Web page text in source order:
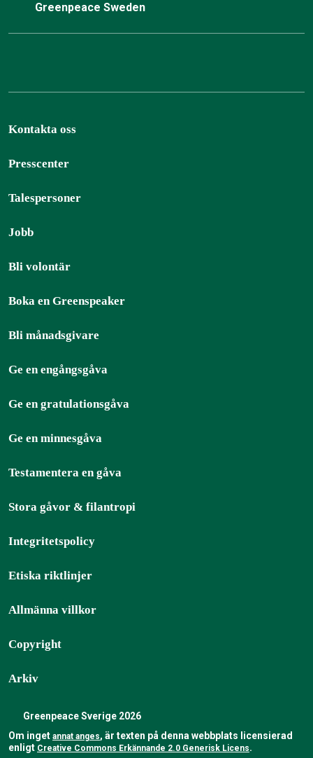
Greenpeace Sweden
Kontakta oss
Presscenter
Talespersoner
Jobb
Bli volontär
Boka en Greenspeaker
Bli månadsgivare
Ge en engångsgåva
Ge en gratulationsgåva
Ge en minnesgåva
Testamentera en gåva
Stora gåvor & filantropi
Integritetspolicy
Etiska riktlinjer
Allmänna villkor
Copyright
Arkiv
Greenpeace Sverige 2026
Om inget annat anges, är texten på denna webbplats licensierad
enligt Creative Commons Erkännande 2.0 Generisk Licens.